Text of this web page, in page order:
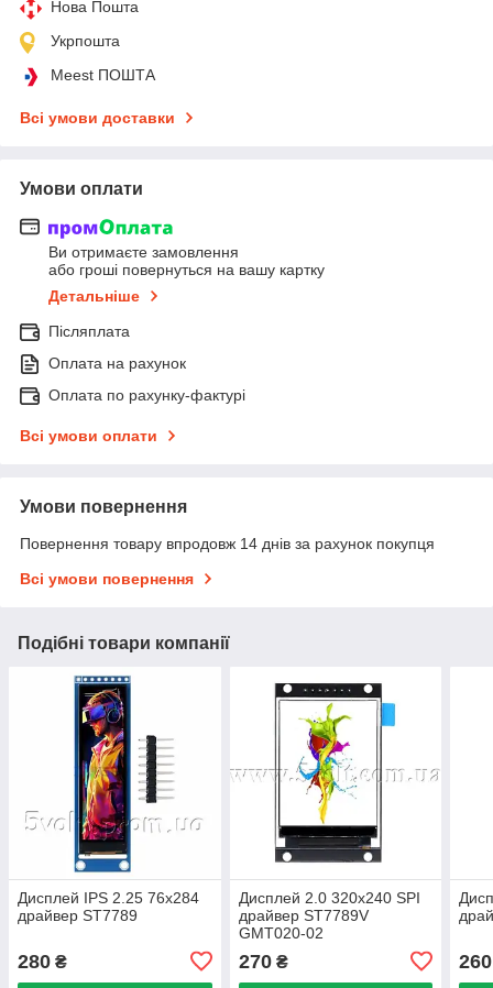
Нова Пошта
Укрпошта
Meest ПОШТА
Всі умови доставки
Умови оплати
Ви отримаєте замовлення
або гроші повернуться на вашу картку
Детальніше
Післяплата
Оплата на рахунок
Оплата по рахунку-фактурі
Всі умови оплати
Умови повернення
Повернення товару впродовж 14 днів за рахунок покупця
Всі умови повернення
Подібні товари компанії
Дисплей IPS 2.25 76x284
драйвер ST7789
280 ₴
Дисплей 2.0 320x240 SPI
драйвер ST7789V
GMT020-02
270₴ 260